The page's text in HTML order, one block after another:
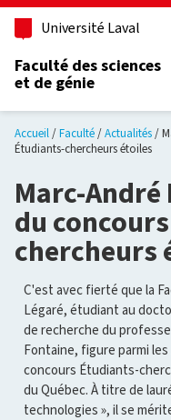
Université Laval
Faculté des sciences
et de génie
Accueil Faculté Actualités
Étudiants-chercheurs étoiles
Marc-
du
chercheurs
C'est avec fierté que la
Légaré, étudiant au
de recherche du
Fontaine, figure parmi
concours Étudiants-
du Québec. À titre de
technologies », il se